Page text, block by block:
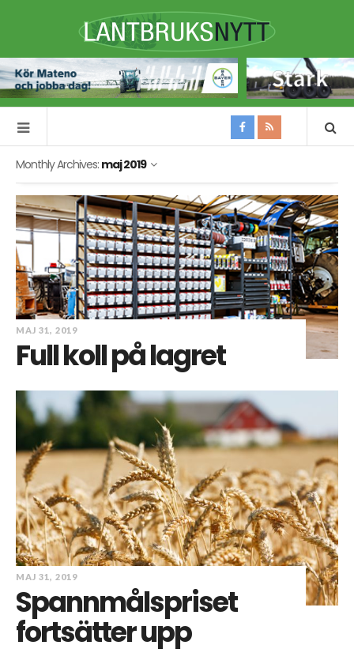
Monthly Archives: maj 2019
MAJ 31, 2019
Full koll på lagret
MAJ 31, 2019
Spannmålspriset
fortsätter upp